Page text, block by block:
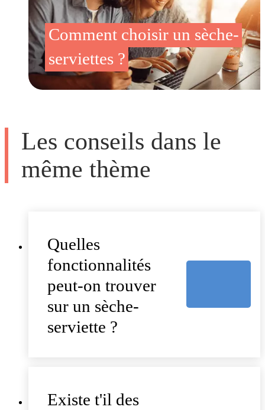
Comment choisir un sèche-
serviettes ?
Les conseils dans le
même thème
Quelles
fonctionnalités
peut-on trouver
sur un sèche-
serviette ?
Existe t'il des